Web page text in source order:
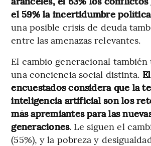
el 59% la incertidumbre política
una posible crisis de deuda
entre las amenazas relevantes.
El cambio generacional
una conciencia social distinta.
encuestados considera que la
inteligencia artificial son los
más apremiantes para las
generaciones. Le siguen el
(55%), y la pobreza y